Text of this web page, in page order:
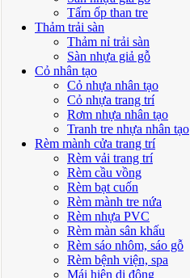
Tấm ốp than tre
Thảm trải sàn
Thảm nỉ trải sàn
Sàn nhựa giả gỗ
Cỏ nhân tạo
Cỏ nhựa nhân tạo
Cỏ nhựa trang trí
Rơm nhựa nhân tạo
Tranh tre nhựa nhân tạo
Rèm mành cửa trang trí
Rèm vải trang trí
Rèm cầu vồng
Rèm bạt cuốn
Rèm mành tre nứa
Rèm nhựa PVC
Rèm màn sân khấu
Rèm sáo nhôm, sáo gỗ
Rèm bệnh viện, spa
Mái hiên di động